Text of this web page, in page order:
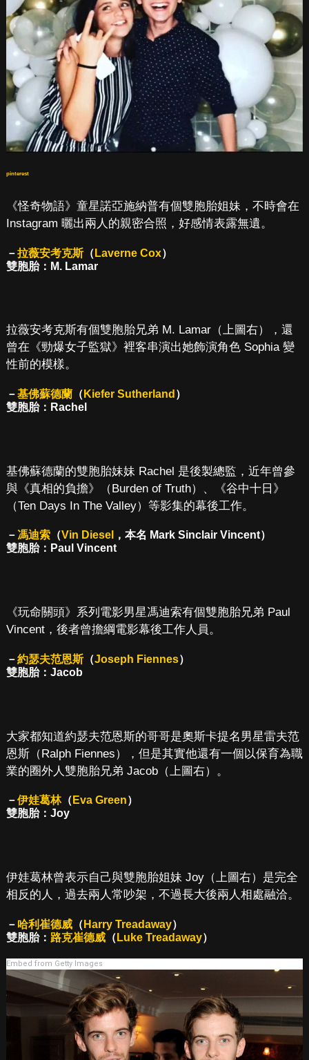
pinterest
《怪奇物語》童星諾亞施納普有個雙胞胎姐妹，不時會在
Instagram 曬出兩人的親密合照，好感情表露無遺。
－拉薇安考克斯（ Laverne Cox）
雙胞胎：M. Lamar
拉薇安考克斯有個雙胞胎兄弟 M. Lamar（上圖右），還
曾在《勁爆女子監獄》裡客串演出她飾演角色 Sophia 變
性前的模樣。
－基佛蘇德蘭（ Kiefer Sutherland ）
雙胞胎：Rachel
基佛蘇德蘭的雙胞胎妹妹 Rachel 是後製總監，近年曾參
與《真相的負擔》（Burden of Truth）、《谷中十日》
（Ten Days In The Valley）等影集的幕後工作。
－ 馮迪索（Vin Diesel
，本名 Mark Sinclair Vincent）
雙胞胎：Paul Vincent
《玩命關頭》系列電影男星馮迪索有個雙胞胎兄弟 Paul
Vincent，後者曾擔綱電影幕後工作人員。
－約瑟夫范恩斯（Joseph Fiennes）
雙胞胎：Jacob
大家都知道約瑟夫范恩斯的哥哥是奧斯卡提名男星雷夫范
恩斯（Ralph Fiennes），但是其實他還有一個以保育為職
業的圈外人雙胞胎兄弟 Jacob（上圖右）。
－伊娃葛林（ Eva Green）
雙胞胎：Joy
伊娃葛林曾表示自己與雙胞胎姐妹 Joy（上圖右）是完全
相反的人，過去兩人常吵架，不過長大後兩人相處融洽。
－ 哈利崔德威（ Harry Treadaway）
雙胞胎： 路克崔德威（ Luke Treadaway）
Embed from Getty Images